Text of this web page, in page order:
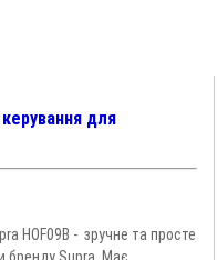
для
HOF09B - зручне та просте